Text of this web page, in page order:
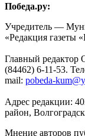
Победа.ру:
Учредитель —
«Редакция газеты
Главный редактор
(84462) 6-11-53.
mail: pobeda-
Адрес редакции:
район,
Мнение авторов